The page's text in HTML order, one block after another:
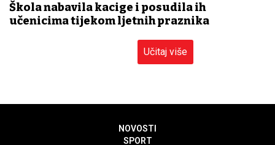
Škola nabavila kacige i posudila ih
učenicima tijekom ljetnih praznika
Učitaj više
NOVOSTI
SPORT